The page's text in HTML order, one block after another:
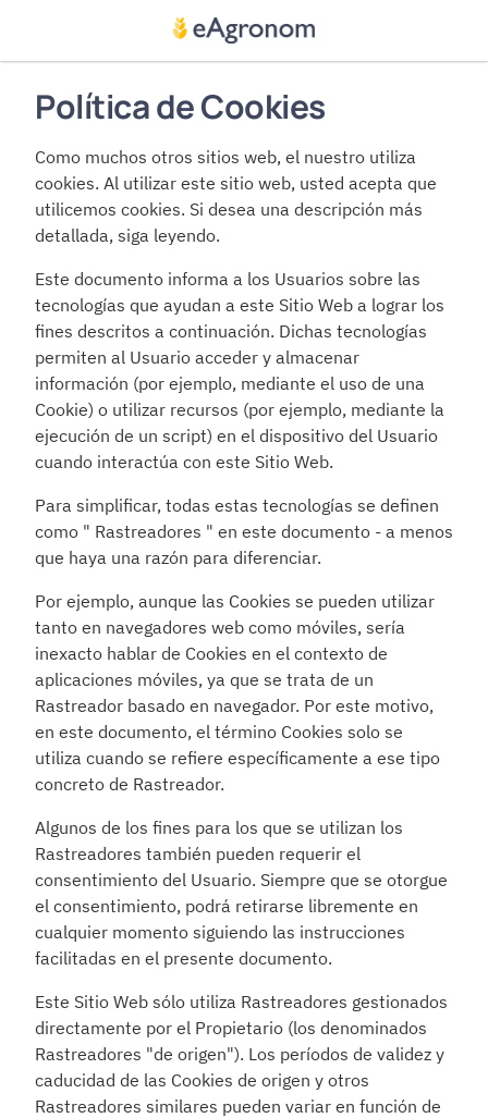
Política de Cookies
Como muchos otros sitios web, el nuestro utiliza
cookies. Al utilizar este sitio web, usted acepta que
utilicemos cookies. Si desea una descripción más
detallada, siga leyendo.
Este documento informa a los Usuarios sobre las
tecnologías que ayudan a este Sitio Web a lograr los
fines descritos a continuación. Dichas tecnologías
permiten al Usuario acceder y almacenar
información (por ejemplo, mediante el uso de una
Cookie) o utilizar recursos (por ejemplo, mediante la
ejecución de un script) en el dispositivo del Usuario
cuando interactúa con este Sitio Web.
Para simplificar, todas estas tecnologías se definen
como " Rastreadores " en este documento - a menos
que haya una razón para diferenciar.
Por ejemplo, aunque las Cookies se pueden utilizar
tanto en navegadores web como móviles, sería
inexacto hablar de Cookies en el contexto de
aplicaciones móviles, ya que se trata de un
Rastreador basado en navegador. Por este motivo,
en este documento, el término Cookies solo se
utiliza cuando se refiere específicamente a ese tipo
concreto de Rastreador.
Algunos de los fines para los que se utilizan los
Rastreadores también pueden requerir el
consentimiento del Usuario. Siempre que se otorgue
el consentimiento, podrá retirarse libremente en
cualquier momento siguiendo las instrucciones
facilitadas en el presente documento.
Este Sitio Web sólo utiliza Rastreadores gestionados
directamente por el Propietario (los denominados
Rastreadores "de origen"). Los períodos de validez y
caducidad de las Cookies de origen y otros
Rastreadores similares pueden variar en función de